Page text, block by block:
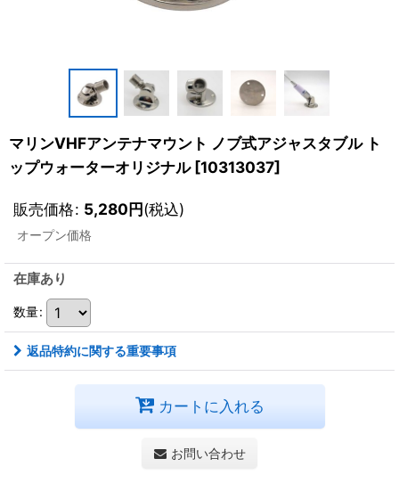
マリンVHFアンテナマウント ノブ式アジャスタブル ト
ップウォーターオリジナル [10313037]
販売価格: 5,280円(税込)
オープン価格
在庫あり
数量:
返品特約に関する重要事項
カートに入れる
お問い合わせ